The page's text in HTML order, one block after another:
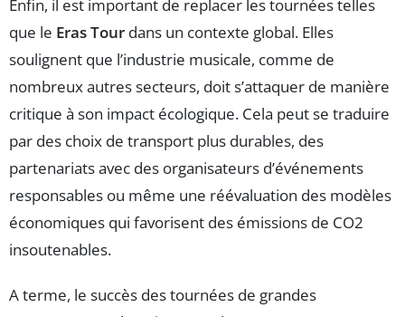
Enfin, il est important de replacer les tournées telles
que le Eras Tour dans un contexte global. Elles
soulignent que l’industrie musicale, comme de
nombreux autres secteurs, doit s’attaquer de manière
critique à son impact écologique. Cela peut se traduire
par des choix de transport plus durables, des
partenariats avec des organisateurs d’événements
responsables ou même une réévaluation des modèles
économiques qui favorisent des émissions de CO2
insoutenables.
A terme, le succès des tournées de grandes